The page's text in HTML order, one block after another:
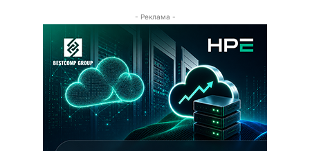
- Реклама -